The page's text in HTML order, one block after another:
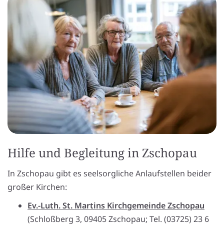
Hilfe und Begleitung in Zschopau
In Zschopau gibt es seelsorgliche Anlaufstellen beider
großer Kirchen:
Ev.-Luth. St. Martins Kirchgemeinde Zschopau
(Schloßberg 3, 09405 Zschopau; Tel. (03725) 23 6